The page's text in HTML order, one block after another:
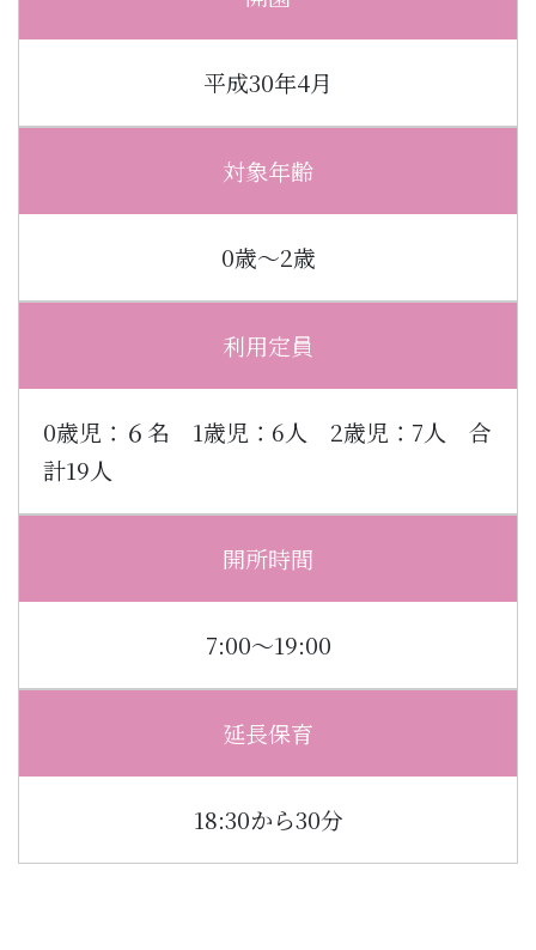
平成30年4月
対象年齢
0歳～2歳
利用定員
0歳児：６名 1歳児：6人 2歳児：7人 合
計19人
開所時間
7:00〜19:00
延長保育
18:30から30分